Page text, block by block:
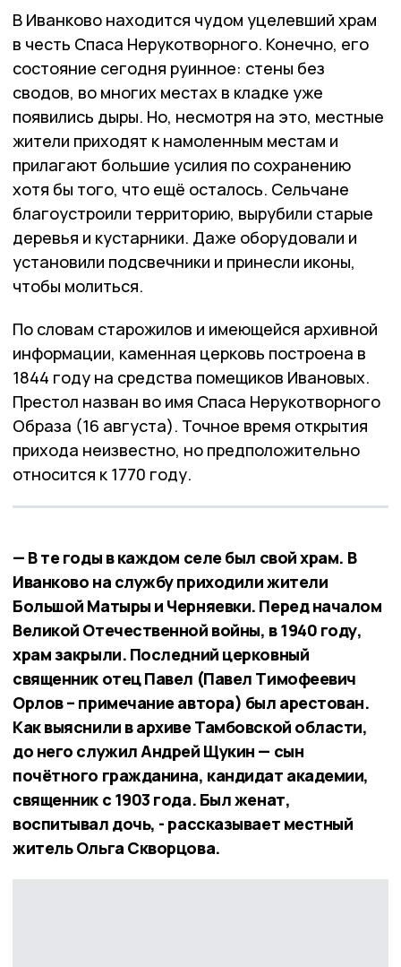
В Иванково находится чудом уцелевший храм
в честь Спаса Нерукотворного. Конечно, его
состояние сегодня руинное: стены без
сводов, во многих местах в кладке уже
появились дыры. Но, несмотря на это, местные
жители приходят к намоленным местам и
прилагают большие усилия по сохранению
хотя бы того, что ещё осталось. Сельчане
благоустроили территорию, вырубили старые
деревья и кустарники. Даже оборудовали и
установили подсвечники и принесли иконы,
чтобы молиться.
По словам старожилов и имеющейся архивной
информации, каменная церковь построена в
1844 году на средства помещиков Ивановых.
Престол назван во имя Спаса Нерукотворного
Образа (16 августа). Точное время открытия
прихода неизвестно, но предположительно
относится к 1770 году.
— В те годы в каждом селе был свой храм. В
Иванково на службу приходили жители
Большой Матыры и Черняевки. Перед началом
Великой Отечественной войны, в 1940 году,
храм закрыли. Последний церковный
священник отец Павел (Павел Тимофеевич
Орлов – примечание автора) был арестован.
Как выяснили в архиве Тамбовской области,
до него служил Андрей Щукин — сын
почётного гражданина, кандидат академии,
священник с 1903 года. Был женат,
воспитывал дочь, - рассказывает местный
житель Ольга Скворцова.